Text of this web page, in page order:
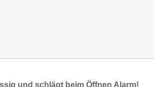
und schlägt beim Öffnen Alarm!